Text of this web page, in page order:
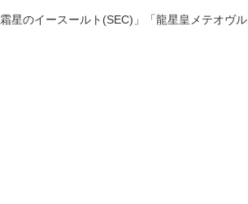
星のイースールト(SEC)」「龍星皇メテオヴル